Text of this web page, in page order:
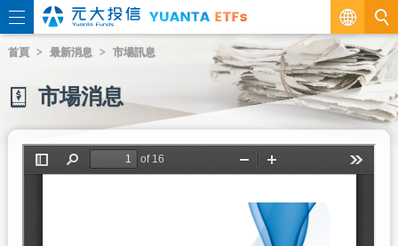
繁
EN
首頁 最新消息 市場訊息
市場消息